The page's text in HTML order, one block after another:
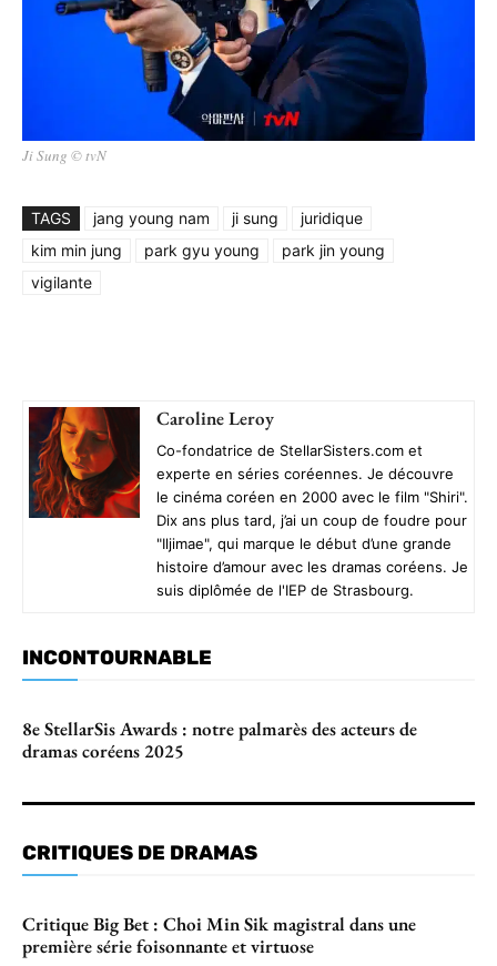
Ji Sung © tvN
TAGS jang young nam ji sung
juridique
kim min jung
park gyu young
park jin young
vigilante
Caroline Leroy
Co-fondatrice de StellarSisters.com et
experte en séries coréennes. Je découvre
le cinéma coréen en 2000 avec le film "Shiri".
Dix ans plus tard, j’ai un coup de foudre pour
"Iljimae", qui marque le début d’une grande
histoire d’amour avec les dramas coréens. Je
suis diplômée de l'IEP de Strasbourg.
INCONTOURNABLE
8e StellarSis Awards : notre palmarès des acteurs de
dramas coréens 2025
CRITIQUES DE DRAMAS
Critique Big Bet : Choi Min Sik magistral dans une
première série foisonnante et virtuose